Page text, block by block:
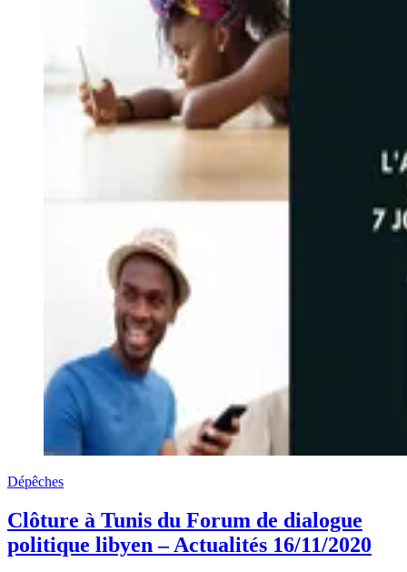
Dépêches
Clôture à Tunis du Forum de dialogue
politique libyen – Actualités 16/11/2020